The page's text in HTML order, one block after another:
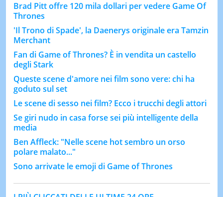
Brad Pitt offre 120 mila dollari per vedere Game Of
Thrones
'Il Trono di Spade', la Daenerys originale era Tamzin
Merchant
Fan di Game of Thrones? È in vendita un castello
degli Stark
Queste scene d'amore nei film sono vere: chi ha
goduto sul set
Le scene di sesso nei film? Ecco i trucchi degli attori
Se giri nudo in casa forse sei più intelligente della
media
Ben Affleck: "Nelle scene hot sembro un orso
polare malato..."
Sono arrivate le emoji di Game of Thrones